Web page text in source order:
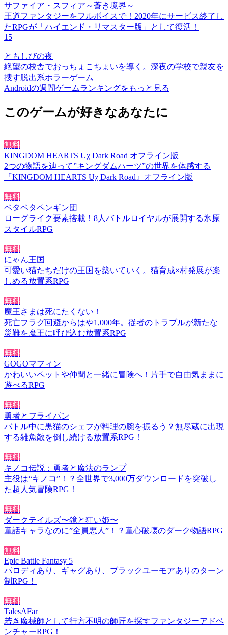
サファイア・スフィア～蒼き境界～
王道ファンタジーをフルボイスで！2020年にサービス終了し
たRPGが「ハイエンド・リマスター版」として復活！
15
ともしびの夜
絶望の校舎でおっちょこちょいを導く。深夜の学校で親友を
捜す脱出系ホラーゲーム
Androidの週間ゲームランキングをもっと見る
このゲームが好きなあなたに
無料
KINGDOM HEARTS Uχ Dark Road オフライン版
2つの物語を辿って”キングダムハーツ”の世界を体感する
『KINGDOM HEARTS Uχ Dark Road』オフライン版
無料
ペタペタペンギン団
ローグライク要素搭載！8人バトルロイヤルが展開する氷原
スタイルRPG
無料
にゃん王国
可愛い猫たちだけの王国を築いていく。猫育成×村発展が楽
しめる放置系RPG
無料
魔王さまは死にたくない！
死亡フラグ回避からはや1,000年。従者のトラブルが新たな
災難を魔王に呼び込む放置系RPG
無料
GOGOマフィン
かわいいペットや仲間と一緒に冒険へ！片手で自由気ままに
遊べるRPG
無料
勇者とフライパン
バトル中に黒猫のシェフが料理の腕を振るう？無尽蔵に出現
する雑魚敵を倒し続ける放置系RPG！
無料
キノコ伝説：勇者と魔法のランプ
主役は“キノコ”！？全世界で3,000万ダウンロードを突破し
た超人気冒険RPG！
無料
ダークテイルズ〜鏡と狂い姫〜
童話キャラなのに”全員悪人”！？童心破壊のダーク物語RPG
無料
Epic Battle Fantasy 5
パロディあり、ギャグあり、ブラックユーモアありのターン
制RPG！
無料
TalesAFar
若き魔械師として行方不明の師匠を探すファンタジーアドベ
ンチャーRPG！